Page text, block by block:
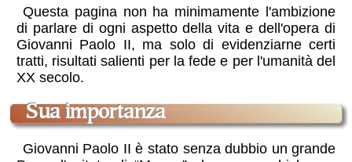
Questa pagina non ha minimamente l'ambizione
di parlare di ogni aspetto della vita e dell'opera di
Giovanni Paolo II, ma solo di evidenziarne certi
tratti, risultati salienti per la fede e per l'umanità del
XX secolo.
sua importanza
Giovanni Paolo II è stato senza dubbio un grande